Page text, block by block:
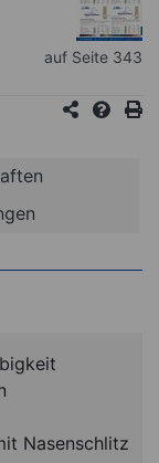
auf Seite 343
Nasenschlitz